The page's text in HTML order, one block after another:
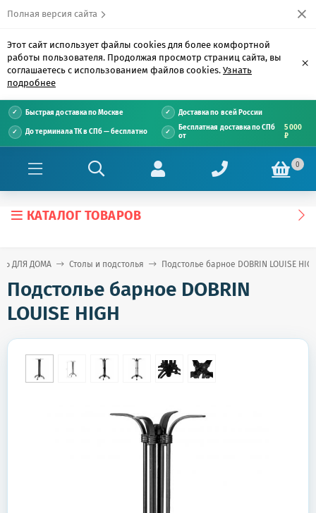
Полная версия сайта
Этот сайт использует файлы cookies для более комфортной
работы пользователя. Продолжая просмотр страниц сайта, вы
соглашаетесь с использованием файлов cookies. Узнать
подробнее
×
Быстрая доставка по Москве Доставка по всей России
До терминала ТК в СПб — бесплатно
Бесплатная доставка по СПб
от
5 000
₽
0
КАТАЛОГ ТОВАРОВ
ДЛЯ ДОМА Столы и подстолья Подстолье барное DOBRIN LOUISE
Подстолье барное DOBRIN
LOUISE HIGH